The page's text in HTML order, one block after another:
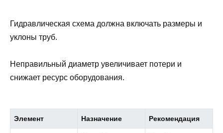
Гидравлическая схема должна включать размеры и
уклоны труб.
Неправильный диаметр увеличивает потери и
снижает ресурс оборудования.
Элемент Назначение Рекомендация